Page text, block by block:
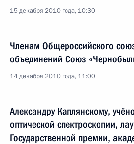
15 декабря 2010 года, 10:30
Членам Общероссийского
объединений Союз
14 декабря 2010 года, 11:00
Александру Каплянскому,
оптической спектроскопии,
Государственной премии,